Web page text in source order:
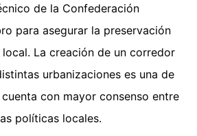
de la Confederación
para asegurar la preservación
La creación de un corredor
urbanizaciones es una de
con mayor consenso entre
políticas locales.